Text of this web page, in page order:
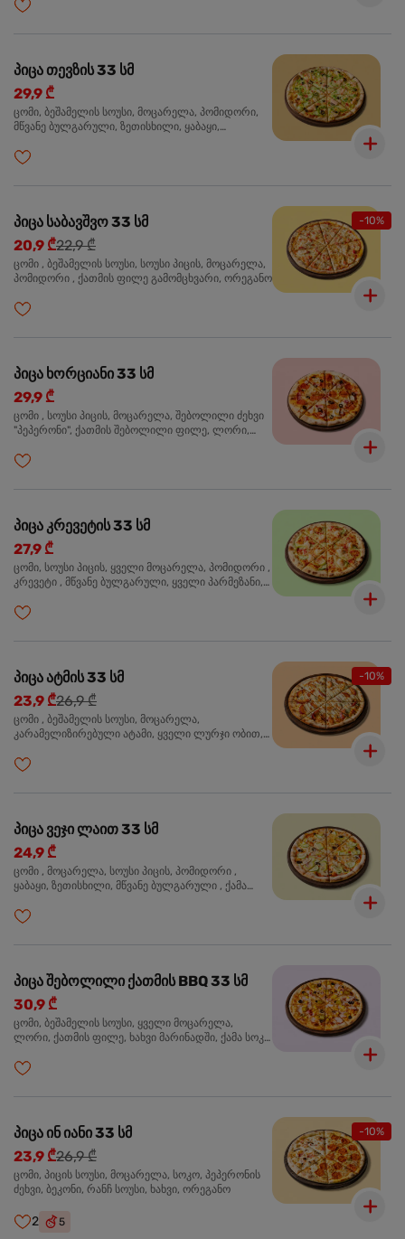
პიცა თევზის 33 სმ
29,9 ₾
ცომი, ბეშამელის სოუსი, მოცარელა, პომიდორი,
მწვანე ბულგარული, ზეთისხილი, ყაბაყი,
ორეგანო
-10%
პიცა საბავშვო 33 სმ
20,9 ₾22,9 ₾
ცომი , ბეშამელის სოუსი, სოუსი პიცის, მოცარელა,
პომიდორი , ქათმის ფილე გამომცხვარი, ორეგანო
პიცა ხორციანი 33 სმ
29,9 ₾
ცომი , სოუსი პიცის, მოცარელა, შებოლილი ძეხვი
"პეპერონი", ქათმის შებოლილი ფილე, ლორი,
პიცა კრევეტის 33 სმ
27,9 ₾
ცომი, სოუსი პიცის, ყველი მოცარელა, პომიდორი ,
კრევეტი , მწვანე ბულგარული, ყველი პარმეზანი,
-10%
პიცა ატმის 33 სმ
23,9 ₾26,9 ₾
ცომი , ბეშამელის სოუსი, მოცარელა,
კარამელიზირებული ატამი, ყველი ლურჯი ობით,
პიცა ვეჯი ლაით 33 სმ
24,9 ₾
ცომი , მოცარელა, სოუსი პიცის, პომიდორი ,
ყაბაყი, ზეთისხილი, მწვანე ბულგარული , ქამა
პიცა შებოლილი ქათმის BBQ 33 სმ
30,9 ₾
ცომი, ბეშამელის სოუსი, ყველი მოცარელა,
ლორი, ქათმის ფილე, ხახვი მარინადში, ქამა სოკო
-10%
პიცა ინ იანი 33 სმ
23,9 ₾26,9 ₾
ცომი, პიცის სოუსი, მოცარელა, სოკო, პეპერონის
ძეხვი, ბეკონი, რანჩ სოუსი, ხახვი, ორეგანო
2 5